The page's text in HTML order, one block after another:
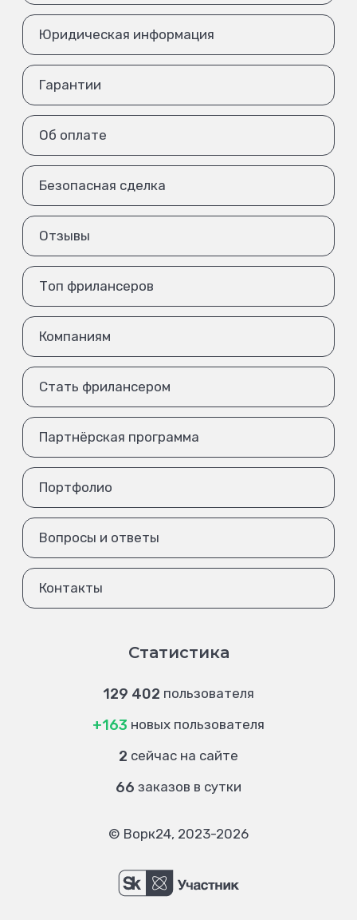
Юридическая информация
Гарантии
Об оплате
Безопасная сделка
Отзывы
Топ фрилансеров
Компаниям
Стать фрилансером
Партнёрская программа
Портфолио
Вопросы и ответы
Контакты
Статистика
129 402 пользователя
+163 новых пользователя
2 сейчас на сайте
66 заказов в сутки
© Ворк24, 2023-2026